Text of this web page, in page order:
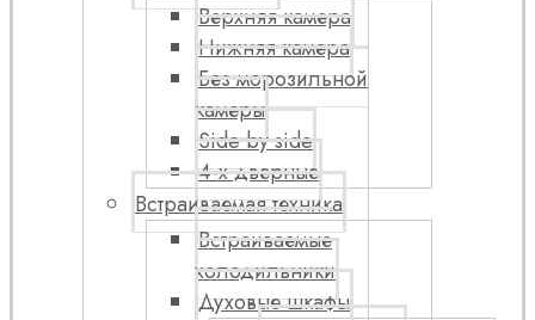
Верхняя камера
Нижняя камера
Без морозильной
камеры
Side by side
4-х дверные
Встраиваемая техника
Встраиваемые
холодильники
Духовые шкафы